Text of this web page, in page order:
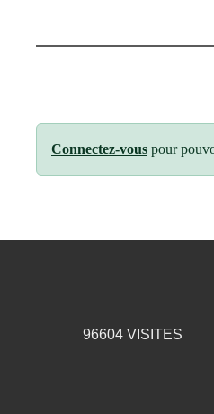
Connectez-vous pour
96604VISITES